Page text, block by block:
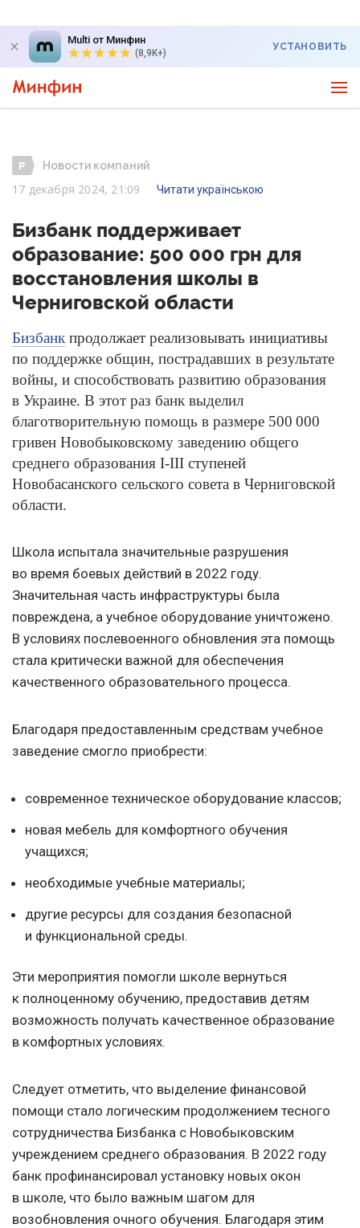
Multi от Минфин
(8,9K+)
УСТАНОВИТЬ
Новости компаний
17 декабря 2024, 21:09 Читати українською
Бизбанк поддерживает
образование: 500 000 грн для
восстановления школы в
Черниговской области
Бизбанк продолжает реализовывать инициативы
по поддержке общин, пострадавших в результате
войны, и способствовать развитию образования
в Украине. В этот раз банк выделил
благотворительную помощь в размере 500 000
гривен Новобыковскому заведению общего
среднего образования I-III ступеней
Новобасанского сельского совета в Черниговской
области.
Школа испытала значительные разрушения
во время боевых действий в 2022 году.
Значительная часть инфраструктуры была
повреждена, а учебное оборудование уничтожено.
В условиях послевоенного обновления эта помощь
стала критически важной для обеспечения
качественного образовательного процесса.
Благодаря предоставленным средствам учебное
заведение смогло приобрести:
современное техническое оборудование классов;
новая мебель для комфортного обучения
учащихся;
необходимые учебные материалы;
другие ресурсы для создания безопасной
и функциональной среды.
Эти мероприятия помогли школе вернуться
к полноценному обучению, предоставив детям
возможность получать качественное образование
в комфортных условиях.
Следует отметить, что выделение финансовой
помощи стало логическим продолжением тесного
сотрудничества Бизбанка с Новобыковским
учреждением среднего образования. В 2022 году
банк профинансировал установку новых окон
в школе, что было важным шагом для
возобновления очного обучения. Благодаря этим